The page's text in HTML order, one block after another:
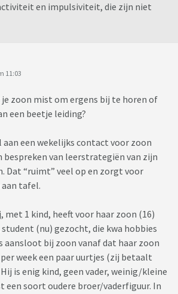
en impulsiviteit, die zijn niet
11:03
je zoon mist om ergens bij te horen of
een beetje leiding?
aan een wekelijks contact voor zoon
bespreken van leerstrategiën van zijn
Dat “ruimt” veel op en zorgt voor
tafel.
met 1 kind, heeft voor haar zoon (16)
(nu) gezocht, die kwa hobbies
aansloot bij zoon vanaf dat haar zoon
per week een paar uurtjes (zij betaalt
is enig kind, geen vader, weinig/kleine
een soort oudere broer/vaderfiguur. In